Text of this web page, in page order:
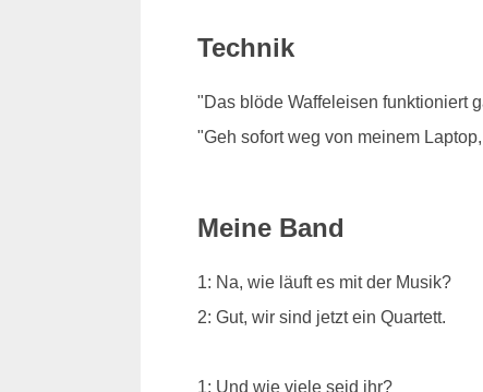
Technik
"Das blöde Waffeleisen funktioniert
"Geh sofort weg von meinem
Meine Band
1: Na, wie läuft es mit der Musik?
2: Gut, wir sind jetzt ein Quartett.
1: Und wie viele seid ihr?